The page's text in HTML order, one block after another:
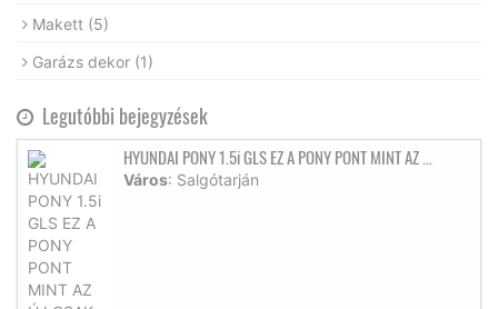
Makett (5)
Garázs dekor (1)
Legutóbbi bejegyzések
HYUNDAI PONY 1.5i GLS EZ A PONY PONT MINT AZ ...
Város: Salgótarján